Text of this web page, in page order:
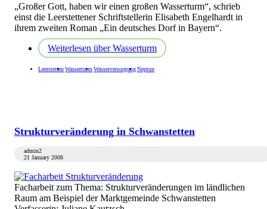
„Großer Gott, haben wir einen großen Wasserturm“, schrieb
einst die Leerstettener Schriftstellerin Elisabeth Engelhardt in
ihrem zweiten Roman „Ein deutsches Dorf in Bayern“.
Weiterlesen über Wasserturm
LeerstettenWasserturm WasserversorgungNeptun
Strukturveränderung in Schwanstetten
admin2
21 January 2008
Facharbeit zum Thema: Strukturveränderungen im ländlichen
Raum am Beispiel der Marktgemeinde Schwanstetten